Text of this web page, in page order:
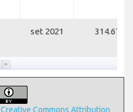
set 2021 314.670
Creative Commons Attribution